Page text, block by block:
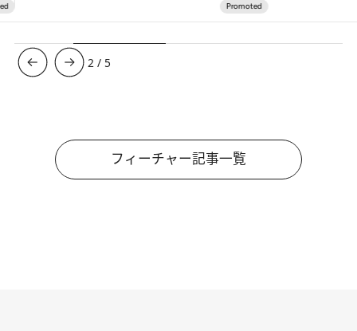
3 / 5
フィーチャー記事一覧